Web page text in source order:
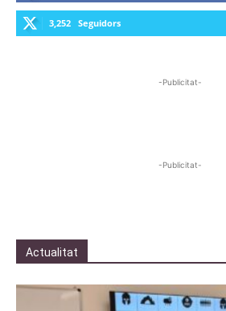
3,252 Seguidors
-Publicitat-
-Publicitat-
Actualitat